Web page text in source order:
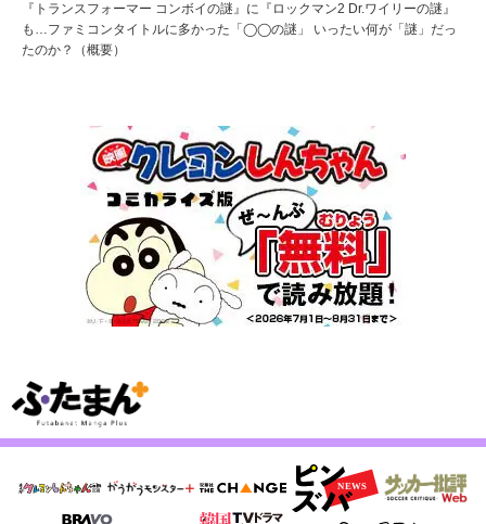
『トランスフォーマー コンボイの謎』に『ロックマン2 Dr.ワイリーの謎』
も…ファミコンタイトルに多かった「◯◯の謎」 いったい何が「謎」だっ
たのか？（概要）